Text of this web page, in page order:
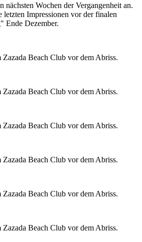
nächsten Wochen der Vergangenheit an.
Impressionen vor der finalen
Ende Dezember.
Beach Club vor dem Abriss.
Beach Club vor dem Abriss.
Beach Club vor dem Abriss.
Beach Club vor dem Abriss.
Beach Club vor dem Abriss.
Beach Club vor dem Abriss.